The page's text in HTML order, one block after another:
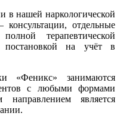
в нашей наркологической
отдельные
терапевтической
постановкой на учёт в
«Феникс» занимаются
с любыми формами
является